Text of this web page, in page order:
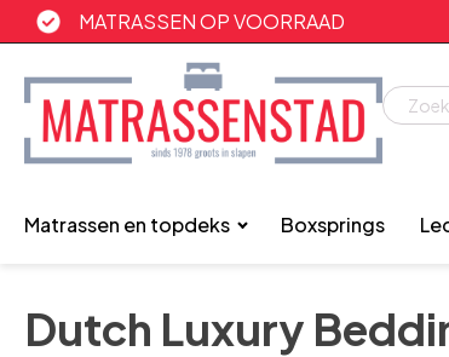
MATRASSEN OP VOORRAAD
Matrassen en topdeks Boxsprings
Dutch Luxury